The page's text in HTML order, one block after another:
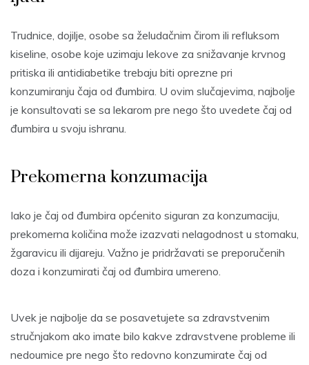
Trudnice, dojilje, osobe sa želudačnim čirom ili refluksom
kiseline, osobe koje uzimaju lekove za snižavanje krvnog
pritiska ili antidiabetike trebaju biti oprezne pri
konzumiranju čaja od đumbira. U ovim slučajevima, najbolje
je konsultovati se sa lekarom pre nego što uvedete čaj od
đumbira u svoju ishranu.
Prekomerna konzumacija
Iako je čaj od đumbira općenito siguran za konzumaciju,
prekomerna količina može izazvati nelagodnost u stomaku,
žgaravicu ili dijareju. Važno je pridržavati se preporučenih
doza i konzumirati čaj od đumbira umereno.
Uvek je najbolje da se posavetujete sa zdravstvenim
stručnjakom ako imate bilo kakve zdravstvene probleme ili
nedoumice pre nego što redovno konzumirate čaj od